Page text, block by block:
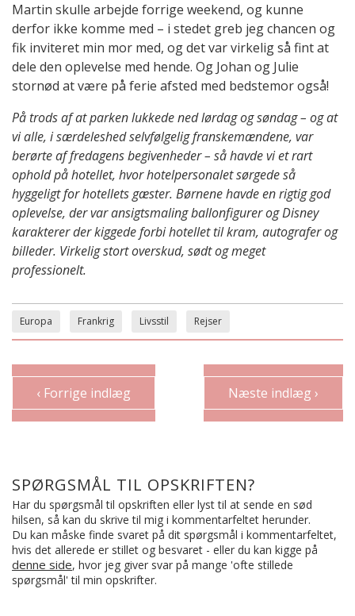
Martin skulle arbejde forrige weekend, og kunne
derfor ikke komme med – i stedet greb jeg chancen og
fik inviteret min mor med, og det var virkelig så fint at
dele den oplevelse med hende. Og Johan og Julie
stornød at være på ferie afsted med bedstemor også!
På trods af at parken lukkede ned lørdag og søndag – og at
vi alle, i særdeleshed selvfølgelig franskemændene, var
berørte af fredagens begivenheder – så havde vi et rart
ophold på hotellet, hvor hotelpersonalet sørgede så
hyggeligt for hotellets gæster. Børnene havde en rigtig god
oplevelse, der var ansigtsmaling ballonfigurer og Disney
karakterer der kiggede forbi hotellet til kram, autografer og
billeder. Virkelig stort overskud, sødt og meget
professionelt.
Europa Frankrig Livsstil Rejser
‹ Forrige indlæg Næste indlæg ›
SPØRGSMÅL TIL OPSKRIFTEN?
Har du spørgsmål til opskriften eller lyst til at sende en sød
hilsen, så kan du skrive til mig i kommentarfeltet herunder.
Du kan måske finde svaret på dit spørgsmål i kommentarfeltet,
hvis det allerede er stillet og besvaret - eller du kan kigge på
denne side, hvor jeg giver svar på mange 'ofte stillede
spørgsmål' til min opskrifter.